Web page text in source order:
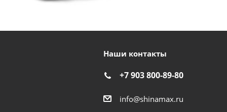
Наши контакты
+7 903 800-89-80
info@shinamax.ru